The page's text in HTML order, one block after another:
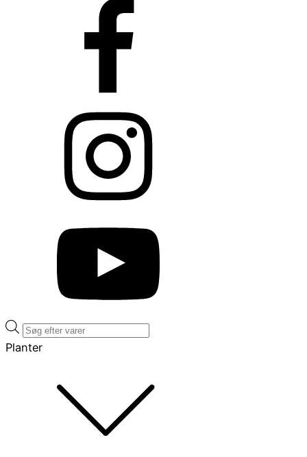
Products
search
Planter